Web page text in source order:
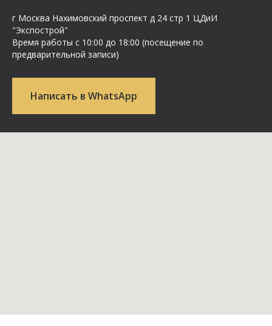
г Москва Нахимовский проспект д 24 стр 1 ЦДиИ
"Экспострой"
Время работы с 10:00 до 18:00 (посещение по
предварительной записи)
Написать в WhatsApp